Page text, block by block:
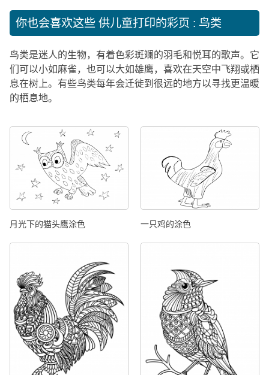
你也会喜欢这些 供儿童打印的彩页 : 鸟类
鸟类是迷人的生物，有着色彩斑斓的羽毛和悦耳的歌声。它
们可以小如麻雀，也可以大如雄鹰，喜欢在天空中飞翔或栖
息在树上。有些鸟类每年会迁徙到很远的地方以寻找更温暖
的栖息地。
月光下的猫头鹰涂色 一只鸡的涂色